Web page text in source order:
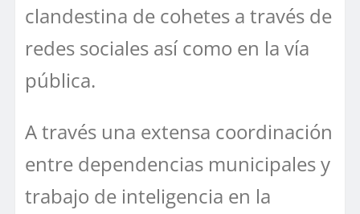
clandestina de cohetes a través de
redes sociales así como en la vía
pública.
A través una extensa coordinación
entre dependencias municipales y
trabajo de inteligencia en la